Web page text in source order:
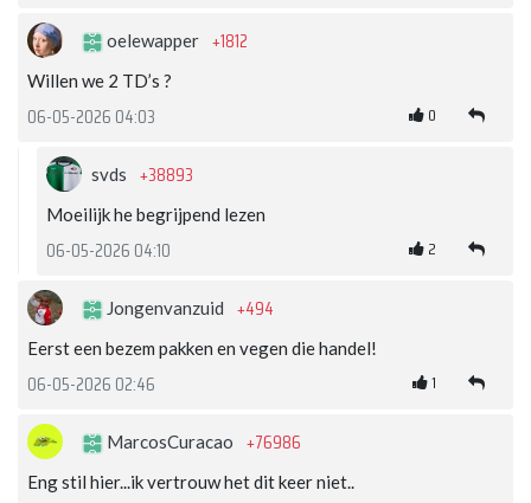
oelewapper +1812
Willen we 2 TD’s ?
06-05-2026 04:03 0
svds +38893
Moeilijk he begrijpend lezen
06-05-2026 04:10 2
Jongenvanzuid +494
Eerst een bezem pakken en vegen die handel!
06-05-2026 02:46 1
MarcosCuracao +76986
Eng stil hier...ik vertrouw het dit keer niet..